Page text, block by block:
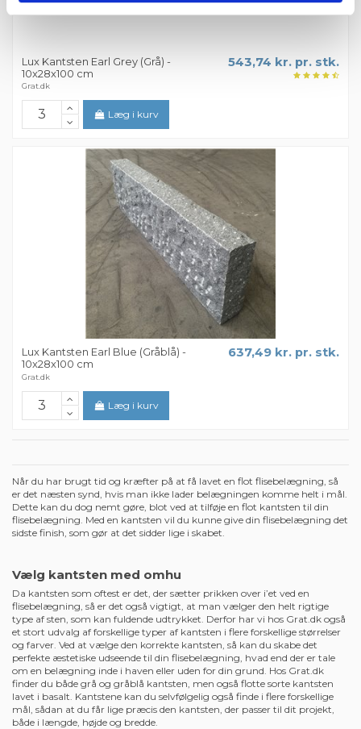
Lux Kantsten Earl Grey (Grå) -
10x28x100 cm
Grat.dk
543,74 kr. pr. stk.
Læg i kurv
Lux Kantsten Earl Blue (Gråblå) -
10x28x100 cm
Grat.dk
637,49 kr. pr. stk.
Læg i kurv
Når du har brugt tid og kræfter på at få lavet en flot flisebelægning, så
er det næsten synd, hvis man ikke lader belægningen komme helt i mål.
Dette kan du dog nemt gøre, blot ved at tilføje en flot kantsten til din
flisebelægning. Med en kantsten vil du kunne give din flisebelægning det
sidste finish, som gør at det sidder lige i skabet.
Vælg kantsten med omhu
Da kantsten som oftest er det, der sætter prikken over i’et ved en
flisebelægning, så er det også vigtigt, at man vælger den helt rigtige
type af sten, som kan fuldende udtrykket. Derfor har vi hos Grat.dk også
et stort udvalg af forskellige typer af kantsten i flere forskellige størrelser
og farver. Ved at vælge den korrekte kantsten, så kan du skabe det
perfekte æstetiske udseende til din flisebelægning, hvad end der er tale
om en belægning inde i haven eller uden for din grund. Hos Grat.dk
finder du både grå og gråblå kantsten, men også flotte sorte kantsten
lavet i basalt. Kantstene kan du selvfølgelig også finde i flere forskellige
mål, sådan at du får lige præcis den kantsten, der passer til dit projekt,
både i længde, højde og bredde.